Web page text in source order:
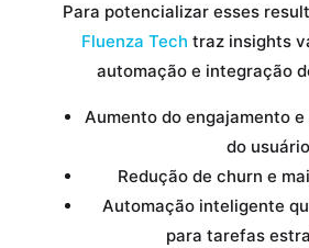
Para potencializar esses
Fluenza Tech traz insights
automação e integração
Aumento do engajamento
do usuário
Redução de churn e
Automação inteligente
para tarefas